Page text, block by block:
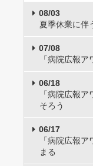
08/03
夏季休業に伴
07/08
「病院広報
06/18
「病院広報
そろう
06/17
「病院広報
まる